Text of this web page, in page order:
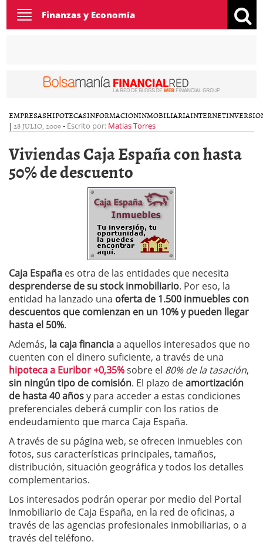
Toggle
navigation
Finanzas y Economía
EMPRESASHIPOTECASINFORMACIONINMOBILIARIAINTERNET
| 28 JULIO, 2009- Escrito por: Matias Torres
Viviendas Caja España con hasta
50% de descuento
Caja España es otra de las entidades que necesita
desprenderse de su stock inmobiliario. Por eso, la
entidad ha lanzado una oferta de 1.500 inmuebles con
descuentos que comienzan en un 10% y pueden llegar
hasta el 50%.
Además, la caja financiaa aquellos interesados que no
cuenten con el dinero suficiente, a través de una
hipoteca a Euribor +0,35%sobre el 80% de la tasación,
sin ningún tipo de comisión. El plazo deamortización
de hasta 40 añosy para acceder a estas condiciones
preferenciales deberá cumplir con los ratios de
endeudamiento que marca Caja España.
A través de su página web, se ofrecen inmuebles con
fotos, sus características principales, tamaños,
distribución, situación geográfica y todos los detalles
complementarios.
Los interesados podrán operar por medio del Portal
Inmobiliario de Caja España, en la red de oficinas, a
través de las agencias profesionales inmobiliarias, o a
través del teléfono.